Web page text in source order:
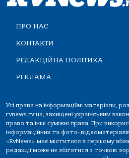
ПРО НАС
КОНТАКТИ
РЕДАКЦІЙНА ПОЛІТИКА
РЕКЛАМА
Усі права на інформаційні матеріали,
rvnews.rv.ua, захищені українським
право та інші суміжні права. При
інформаційних та фото-
«RvNews» має міститися в першому
редакції може не збігатися з точкою